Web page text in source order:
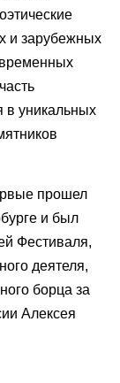
и зарубежных
в уникальных
прошел
и был
Фестиваля,
деятеля,
борца за
Алексея